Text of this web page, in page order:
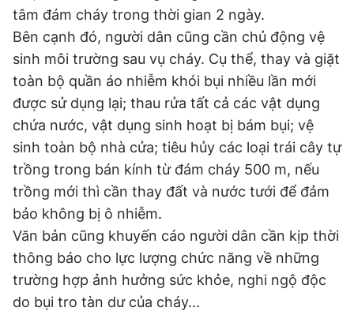
tâm đám cháy trong thời gian 2 ngày.
Bên cạnh đó, người dân cũng cần chủ động vệ
sinh môi trường sau vụ cháy. Cụ thể, thay và giặt
toàn bộ quần áo nhiễm khói bụi nhiều lần mới
được sử dụng lại; thau rửa tất cả các vật dụng
chứa nước, vật dụng sinh hoạt bị bám bụi; vệ
sinh toàn bộ nhà cửa; tiêu hủy các loại trái cây tự
trồng trong bán kính từ đám cháy 500 m, nếu
trồng mới thì cần thay đất và nước tưới để đảm
bảo không bị ô nhiễm.
Văn bản cũng khuyến cáo người dân cần kịp thời
thông báo cho lực lượng chức năng về những
trường hợp ảnh hưởng sức khỏe, nghi ngộ độc
do bụi tro tàn dư của cháy...